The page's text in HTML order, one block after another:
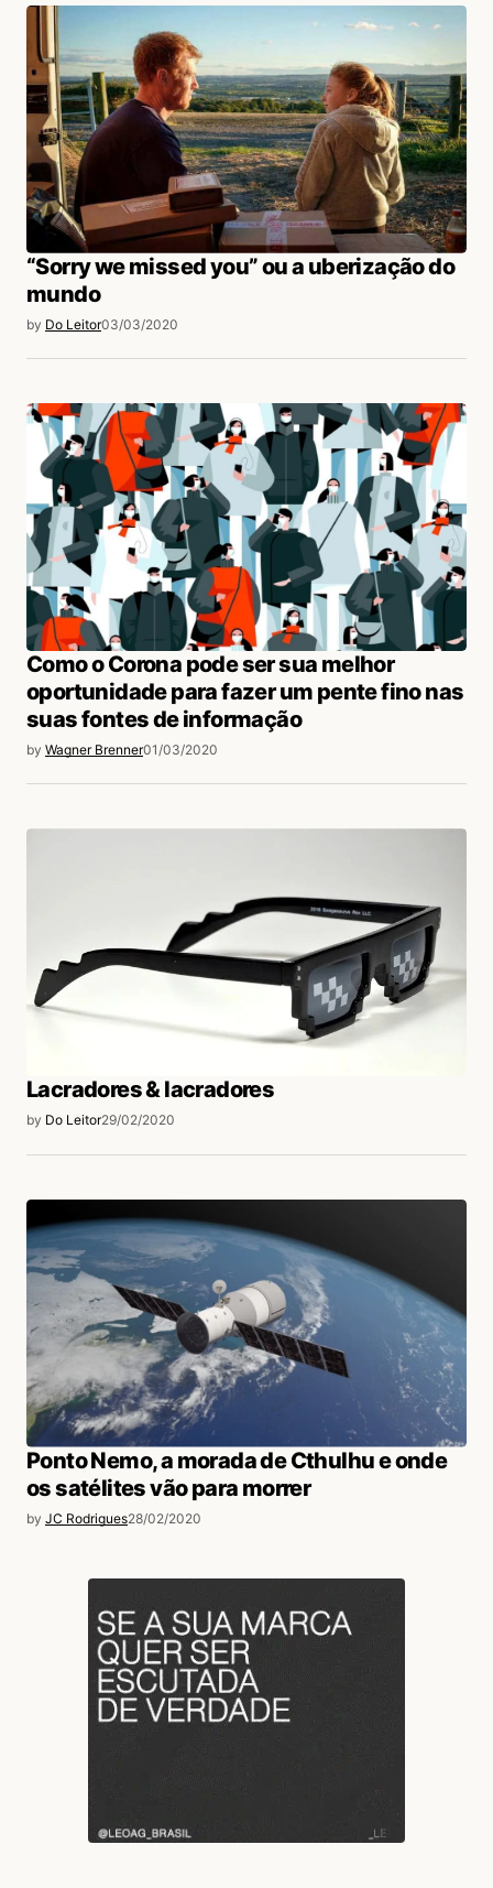
“Sorry we missed you” ou a uberização do
mundo
by Do Leitor03/03/2020
Como o Corona pode ser sua melhor
oportunidade para fazer um pente fino nas
suas fontes de informação
by Wagner Brenner01/03/2020
Lacradores & lacradores
by Do Leitor29/02/2020
Ponto Nemo, a morada de Cthulhu e onde
os satélites vão para morrer
by JC Rodrigues28/02/2020